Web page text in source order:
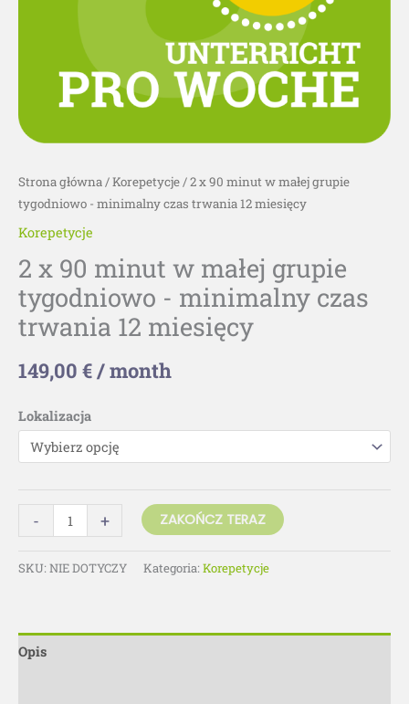
Strona główna /Korepetycje / 2 x 90 minut w małej grupie
tygodniowo - minimalny czas trwania 12 miesięcy
Korepetycje
2 x 90 minut w małej grupie
tygodniowo - minimalny czas
trwania 12 miesięcy
149,00 €/ month
Lokalizacja
-
minimalny
trwania
miesięcy
+ ZAKOŃCZ TERAZ
SKU: NIE DOTYCZY Kategoria: Korepetycje
Opis